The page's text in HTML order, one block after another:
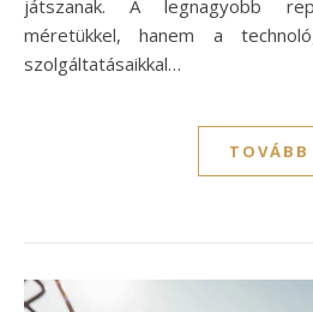
játszanak. A legnagyobb
méretükkel, hanem a
szolgáltatásaikkal…
TOVÁBB